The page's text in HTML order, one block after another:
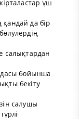
үш
да бір
салықтардан
бойынша
бекіту
салушы